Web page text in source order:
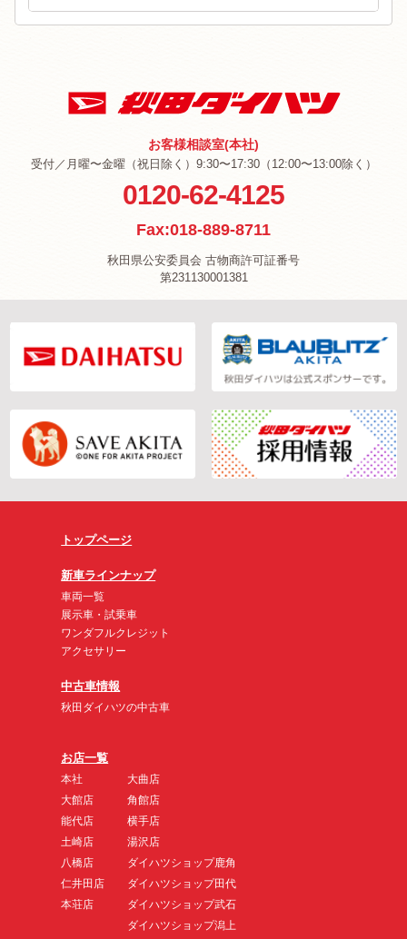
お客様相談室(本社)
受付／月曜〜金曜（祝日除く）9:30〜17:30（12:00〜13:00除く）
0120-62-4125
Fax:018-889-8711
秋田県公安委員会 古物商許可証番号
第231130001381
トップページ
新車ラインナップ
車両一覧
展示車・試乗車
ワンダフルクレジット
アクセサリー
中古車情報
秋田ダイハツの中古車
お店一覧
本社
大館店
能代店
土崎店
八橋店
仁井田店
本荘店
大曲店
角館店
横手店
湯沢店
ダイハツショップ鹿角
ダイハツショップ田代
ダイハツショップ武石
ダイハツショップ潟上